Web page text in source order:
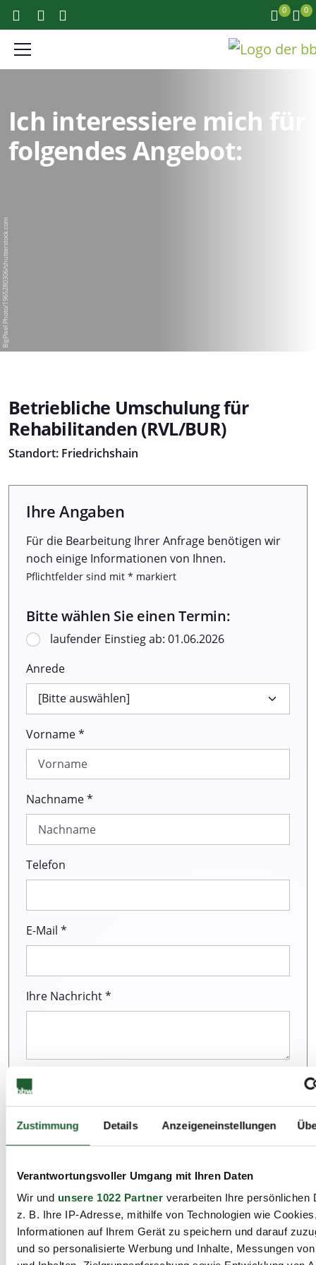
Zustimmung Details Anzeigeneinstellungen
Verantwortungsvoller Umgang mit Ihren Daten
Wir und unsere 1022 Partnerverarbeiten Ihre persönlichen
z. B. Ihre IP-Adresse, mithilfe von Technologien wie
Informationen auf Ihrem Gerät zu speichern und darauf
und so personalisierte Werbung und Inhalte, Messungen
0 0
Ich interessiere mich für
folgendes Angebot:
BigPixel Photo/1965280306/shutterstock.com
Betriebliche Umschulung für
Rehabilitanden (RVL/BUR)
Standort: Friedrichshain
Ihre Angaben
Für die Bearbeitung Ihrer Anfrage benötigen wir
noch einige Informationen von Ihnen.
Pflichtfelder sind mit * markiert
Bitte wählen Sie einen Termin:
laufender Einstieg ab: 01.06.2026
Anrede
Vorname *
Nachname *
Telefon
E-Mail *
Ihre Nachricht *
Hinweis zum Datenschutz:
bemüht, all unseren Kunden und Besuchern
zu bieten. Dazu gehört auch der Schutz Ihrer
Daten. Weitere Informationen zur Erhebung und
Sie unserer Datenschutzerklärung entnehmen.
Ich habe die Datenschutzbestimmungen zur
Kenntnis genommen.*